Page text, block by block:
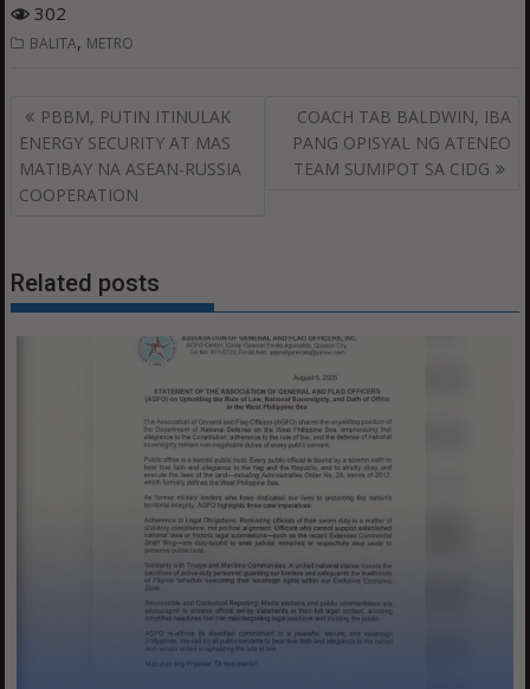
302
BALITA, METRO
Post
navigation
PBBM, PUTIN ITINULAK
ENERGY SECURITY AT MAS
MATIBAY NA ASEAN-RUSSIA
COOPERATION
COACH TAB BALDWIN, IBA
PANG OPISYAL NG ATENEO
TEAM SUMIPOT SA CIDG
Related posts